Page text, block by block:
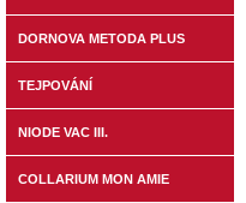
DORNOVA METODA PLUS
TEJPOVÁNÍ
NIODE VAC III.
COLLARIUM MON AMIE